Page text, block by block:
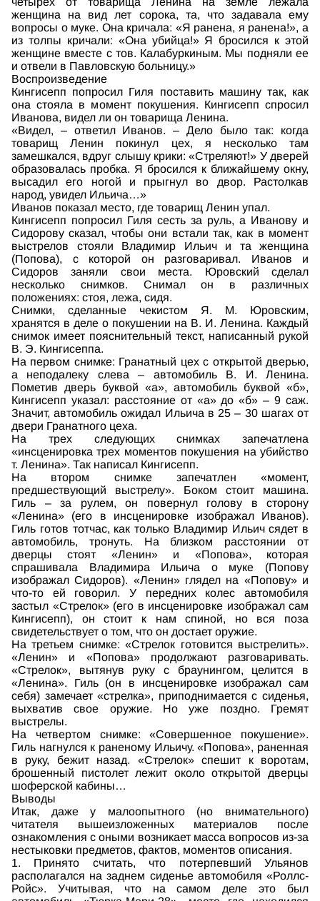
женщина на вид лет сорока, та, что задавала ему
вопросы о муке. Она кричала: «Я ранена, я ранена!», а
из толпы кричали: «Она убийца!» Я бросился к этой
женщине вместе с тов. Калабуркиным. Мы подняли ее
и отвели в Павловскую больницу.»
Воспроизведение
Кингисепп попросил Гиля поставить машину так, как
она стояла в момент покушения. Кингисепп спросил
Иванова, видел ли он товарища Ленина.
«Видел, – ответил Иванов. – Дело было так: когда
товарищ Ленин покинул цех, я несколько там
замешкался, вдруг слышу крики: «Стреляют!» У дверей
образовалась пробка. Я бросился к ближайшему окну,
высадил его ногой и прыгнул во двор. Растолкав
народ, увидел Ильича…»
Иванов показал место, где товарищ Ленин упал.
Кингисепп попросил Гиля сесть за руль, а Иванову и
Сидорову сказал, чтобы они встали так, как в момент
выстрелов стояли Владимир Ильич и та женщина
(Попова), с которой он разговаривал. Иванов и
Сидоров заняли свои места. Юровский сделал
несколько снимков. Снимал он в различных
положениях: стоя, лежа, сидя.
Снимки, сделанные чекистом Я. М. Юровским,
хранятся в деле о покушении на В. И. Ленина. Каждый
снимок имеет пояснительный текст, написанный рукой
В. Э. Кингисеппа.
На первом снимке: Гранатный цех с открытой дверью,
а неподалеку слева – автомобиль В. И. Ленина.
Пометив дверь буквой «а», автомобиль буквой «б»,
Кингисепп указал: расстояние от «а» до «б» – 9 саж.
Значит, автомобиль ожидал Ильича в 25 – 30 шагах от
двери Гранатного цеха.
На трех следующих снимках запечатлена
«инсценировка трех моментов покушения на убийство
т. Ленина». Так написал Кингисепп.
На втором снимке запечатлен «момент,
предшествующий выстрелу». Боком стоит машина.
Гиль – за рулем, он повернул голову в сторону
«Ленина» (его в инсценировке изображал Иванов).
Гиль готов тотчас, как только Владимир Ильич сядет в
автомобиль, тронуть. На близком расстоянии от
дверцы стоят «Ленин» и «Попова», которая
спрашивала Владимира Ильича о муке (Попову
изображал Сидоров). «Ленин» глядел на «Попову» и
что-то ей говорил. У передних колес автомобиля
застыл «Стрелок» (его в инсценировке изображал сам
Кингисепп), он стоит к нам спиной, но вся поза
свидетельствует о том, что он достает оружие.
На третьем снимке: «Стрелок готовится выстрелить».
«Ленин» и «Попова» продолжают разговаривать.
«Стрелок», вытянув руку с браунингом, целится в
«Ленина». Гиль (он в инсценировке изображал сам
себя) замечает «стрелка», приподнимается с сиденья,
выхватив свое оружие. Но уже поздно. Гремят
выстрелы.
На четвертом снимке: «Совершенное покушение».
Гиль нагнулся к раненому Ильичу. «Попова», раненная
в руку, бежит назад. «Стрелок» спешит к воротам,
брошенный пистолет лежит около открытой дверцы
шоферской кабины…
Выводы
Итак, даже у малоопытного (но внимательного)
читателя вышеизложенных материалов после
ознакомления с оными возникает масса вопросов из-за
нестыковки предметов, фактов, моментов описания.
1. Принято считать, что потерпевший Ульянов
располагался на заднем сиденье автомобиля «Роллс-
Ройс». Учитывая, что на самом деле это был